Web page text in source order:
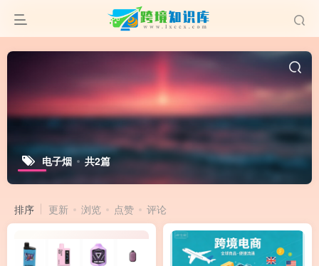
电子烟 共2篇
排序 更新 浏览 点赞 评论